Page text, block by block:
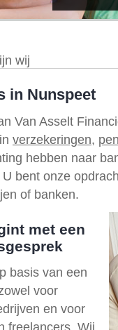
wij
in Nunspeet
Van Asselt
verzekeringen,
hebben naar
bent onze
of banken.
met een
basis van een
voor
en voor
freelancers. Wij